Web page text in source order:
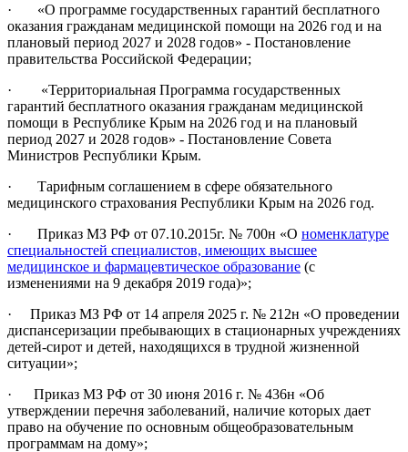
· «О программе государственных гарантий бесплатного
оказания гражданам медицинской помощи на 2026 год и на
плановый период 2027 и 2028 годов» - Постановление
правительства Российской Федерации;
· «Территориальная Программа государственных
гарантий бесплатного оказания гражданам медицинской
помощи в Республике Крым на 2026 год и на плановый
период 2027 и 2028 годов» - Постановление Совета
Министров Республики Крым.
· Тарифным соглашением в сфере обязательного
медицинского страхования Республики Крым на 2026 год.
· Приказ МЗ РФ от 07.10.2015г. № 700н «О номенклатуре
специальностей специалистов, имеющих высшее
медицинское и фармацевтическое образование (с
изменениями на 9 декабря 2019 года)»;
· Приказ МЗ РФ от 14 апреля 2025 г. № 212н «О проведении
диспансеризации пребывающих в стационарных учреждениях
детей-сирот и детей, находящихся в трудной жизненной
ситуации»;
· Приказ МЗ РФ от 30 июня 2016 г. № 436н «Об
утверждении перечня заболеваний, наличие которых дает
право на обучение по основным общеобразовательным
программам на дому»;